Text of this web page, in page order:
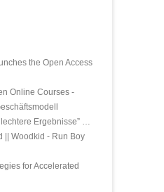
the Open Access
Online Courses -
Ergebnisse” …
|| Woodkid - Run Boy
for Accelerated